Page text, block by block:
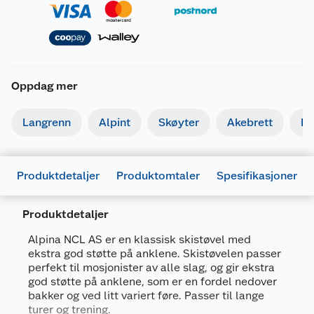
Oppdag mer
Langrenn Alpint Skøyter Akebrett
Produktdetaljer Produktomtaler Spesifikasjoner
Produktdetaljer
Alpina NCL AS er en klassisk skistøvel med
ekstra god støtte på anklene. Skistøvelen passer
perfekt til mosjonister av alle slag, og gir ekstra
god støtte på anklene, som er en fordel nedover
bakker og ved litt variert føre. Passer til lange
turer og trening.
Artikkelnummer
3838421722860
Leverandørens artikkelnummer
AL53351K
Størrelse